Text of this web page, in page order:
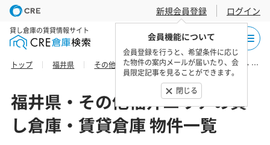
新規会員登録
会員機能について
会員登録を行うと、希望条件に応じ
た物件の案内メールが届いたり、会
員限定記事を見ることができます。
閉じる
ログイン
貸し倉庫の賃貸情報サイト
トップ 福井県 その他福井エリア 三方上中郡の貸し倉庫・賃貸倉庫 物件一覧
福井県・その他福井エリアの貸
し倉庫・賃貸倉庫 物件一覧